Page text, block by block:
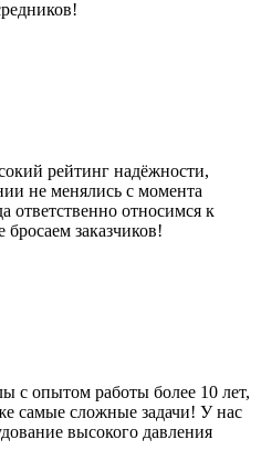
рейтинг надёжности,
не менялись с момента
ответственно относимся к
заказчиков!
с опытом работы более 10 лет,
самые сложные задачи! У нас
высокого давления